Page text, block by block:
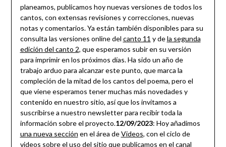
planeamos, publicamos hoy nuevas versiones de todos los
cantos, con extensas revisiones y correcciones, nuevas
notas y comentarios. Ya están también disponibles para su
consulta las versiones online del canto 11 y dela segunda
edición del canto 2, que esperamos subir en su versión
para imprimir en los próximos días. Ha sido un año de
trabajo arduo para alcanzar este punto, que marca la
compleción de la mitad de los cantos del poema, pero el
que viene esperamos tener muchas más novedades y
contenido en nuestro sitio, así que los invitamos a
suscribirse a nuestro newsletter para recibir toda la
información sobre el proyecto.12/09/2023: Hoy añadimos
una nueva sección en el área deVideos, con el ciclo de
videos sobre el uso del sitio que publicamos en el canal